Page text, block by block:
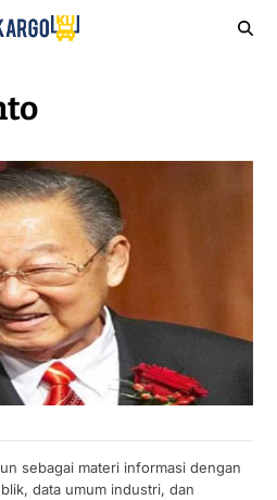
sebagai materi informasi dengan
data umum industri, dan